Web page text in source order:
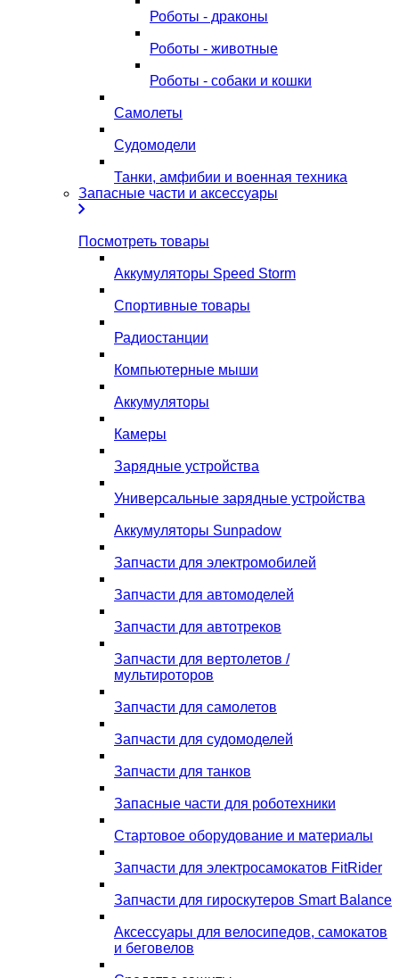
Роботы - драконы
Роботы - животные
Роботы - собаки и кошки
Самолеты
Судомодели
Танки, амфибии и военная техника
Запасные части и аксессуары
Посмотреть товары
Аккумуляторы Speed Storm
Спортивные товары
Радиостанции
Компьютерные мыши
Аккумуляторы
Камеры
Зарядные устройства
Универсальные зарядные устройства
Аккумуляторы Sunpadow
Запчасти для электромобилей
Запчасти для автомоделей
Запчасти для автотреков
Запчасти для вертолетов /
мультироторов
Запчасти для самолетов
Запчасти для судомоделей
Запчасти для танков
Запасные части для роботехники
Стартовое оборудование и материалы
Запчасти для электросамокатов FitRider
Запчасти для гироскутеров Smart Balance
Аксессуары для велосипедов, самокатов
и беговелов